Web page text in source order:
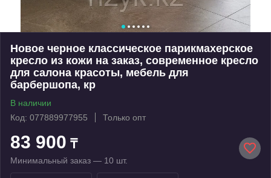
Новое черное классическое парикмахерское
кресло из кожи на заказ, современное кресло
для салона красоты, мебель для
барбершопа, кр
В наличии
Код: 077889977955
Только опт
83 900 ₸
Минимальный заказ — 10 шт.